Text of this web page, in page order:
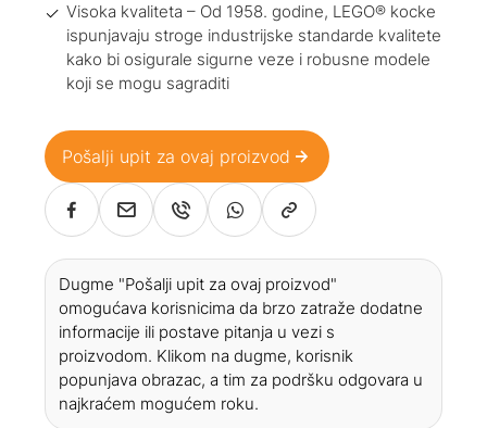
Visoka kvaliteta – Od 1958. godine, LEGO® kocke
ispunjavaju stroge industrijske standarde kvalitete
kako bi osigurale sigurne veze i robusne modele
koji se mogu sagraditi
Pošalji upit za ovaj proizvod
Dugme "Pošalji upit za ovaj proizvod"
omogućava korisnicima da brzo zatraže dodatne
informacije ili postave pitanja u vezi s
proizvodom. Klikom na dugme, korisnik
popunjava obrazac, a tim za podršku odgovara u
najkraćem mogućem roku.